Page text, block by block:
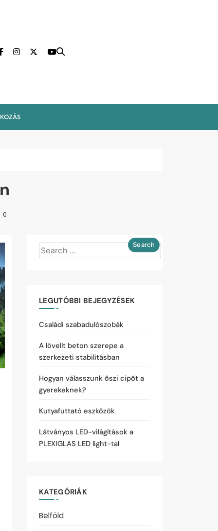
0
LEGUTÓBBI BEJEGYZÉSEK
Családi szabadulószobák
A lövellt beton szerepe a
szerkezeti stabilitásban
Hogyan válasszunk őszi cipőt a
gyerekeknek?
Kutyafuttató eszközök
Látványos LED-világítások a
PLEXIGLAS LED light-tal
KATEGÓRIÁK
Belföld